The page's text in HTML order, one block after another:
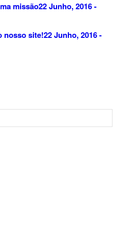
missão22 Junho, 2016 -
nosso site!22 Junho, 2016 -